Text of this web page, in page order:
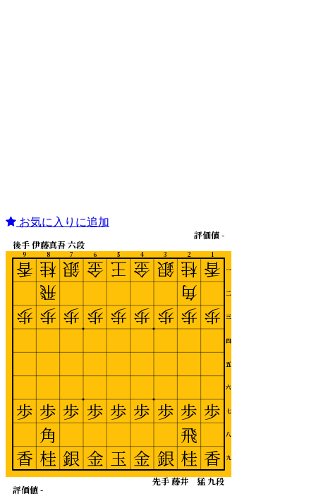
お気に入りに追加
1
2
3
4
5
6
7
8
9
一
二
三
四
五
六
七
八
九
先手 藤井 猛 九段
後手 伊藤真吾 六段
評価値 -
評価値 -
香
歩
歩
香
桂
角
歩
歩
飛
桂
銀
歩
歩
銀
金
歩
歩
金
王
歩
歩
玉
金
歩
歩
金
銀
歩
歩
銀
桂
飛
歩
歩
角
桂
香
歩
歩
香